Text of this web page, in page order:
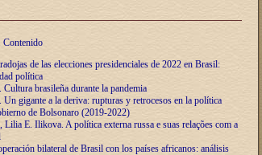
Contenido
de las elecciones presidenciales de 2022 en Brasil:
política
brasileña durante la pandemia
gigante a la deriva: rupturas y retrocesos en la política
de Bolsonaro (2019-2022)
E. Ilikova. A política externa russa e suas relações com a
bilateral de Brasil con los países africanos: análisis